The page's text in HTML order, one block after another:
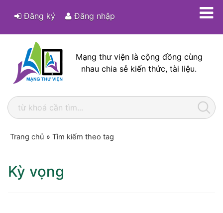
Đăng ký Đăng nhập
Mạng thư viện là cộng đồng cùng
nhau chia sẻ kiến thức, tài liệu.
Trang chủ » Tìm kiếm theo tag
Kỳ vọng